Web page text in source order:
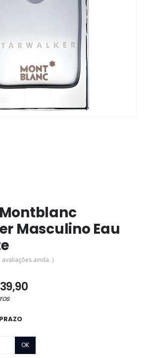
Masculino Eau
avaliações ainda. )
39,90Faixa
R$39,90